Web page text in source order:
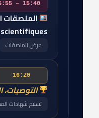
15:40 – 15:55
scientifiques
عرض الملصقات
16:20
التوصيات،
تسليم شهادات